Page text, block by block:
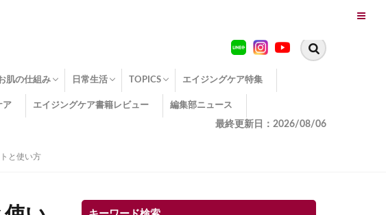
肌の仕組み
イジング
ーンオーバー
下組織
皮
皮皮常在菌
性ホルモン
の他
日常生活
糖化
便秘
TOPICS
エイジングケア TOPICS
コラーゲンサプリの効果
エイジングケアクイズ
季節別のエイジングケア
幸福とエイジングケア
温活でアンチエイジング
イオン導入
エイジングケア3つのポイント
エイジングケアセミナー
エイジングケアトピックス
動画でみるエイジングケア
エイジングケア特集
ア エイジングケア書籍レビュー 編集部ニュース
最終更新日：2026/08/06
と使い方